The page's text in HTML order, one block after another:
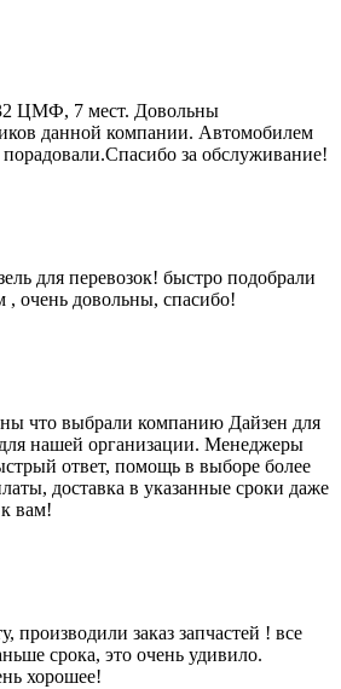
ЦМФ, 7 мест. Довольны
данной компании. Автомобилем
за обслуживание!
для перевозок! быстро подобрали
очень довольны, спасибо!
что выбрали компанию Дайзен для
нашей организации. Менеджеры
ответ, помощь в выборе более
доставка в указанные сроки даже
вам!
производили заказ запчастей ! все
срока, это очень удивило.
хорошее!